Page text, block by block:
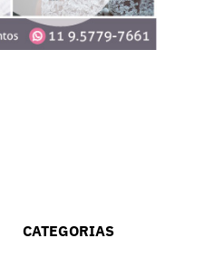
CATEGORIAS